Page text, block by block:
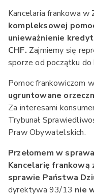
Kancelaria frankowa w
kompleksowej
unieważnienie
CHF. Zajmiemy się
sporze od początku do
Pomoc frankowiczom
ugruntowane
Za interesami
Trybunał
Praw Obywatelskich.
Przełomem w
Kancelarię frankową
sprawie Państwa
dyrektywa 93/13 nie